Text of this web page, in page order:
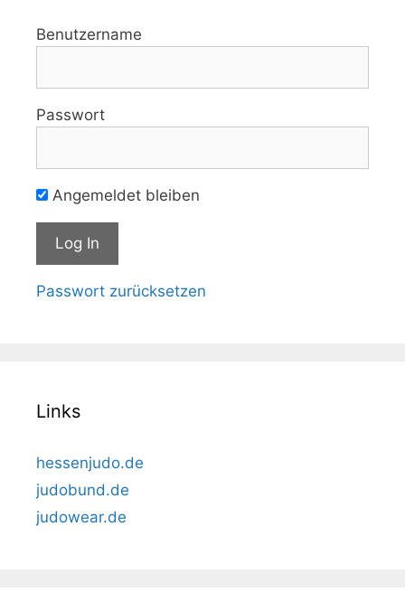
Benutzername
Passwort
Angemeldet bleiben
Passwort zurücksetzen
Links
hessenjudo.de
judobund.de
judowear.de